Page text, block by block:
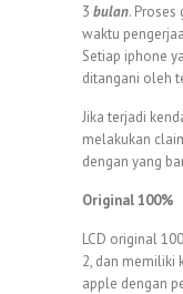
3 bulan.
waktu
Setiap iphone
ditangani oleh
Jika terjadi
melakukan
dengan yang
Original 100%
LCD original
2, dan memiliki
apple dengan